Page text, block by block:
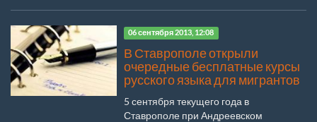
06 сентября 2013, 12:08
В Ставрополе открыли
очередные бесплатные курсы
русского языка для мигрантов
5 сентября текущего года в
Ставрополе при Андреевском